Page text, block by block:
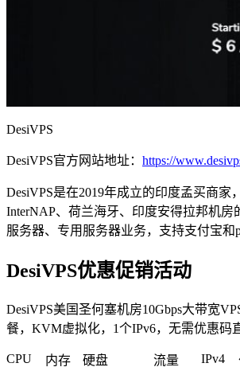
DesiVPS
DesiVPS官方网站地址： https://
DesiVPS是在2019年成立的印度孟买商家
InterNAP、荷兰海牙、印度安得拉邦机房
服务器、专用服务器业务，支持支付宝和
DesiVPS优惠促销活动
DesiVPS美国圣何塞机房10Gbps大带宽
餐，KVM虚拟化，1个IPv6，无需优惠码
CPU 内存 硬盘 流量 IPv4